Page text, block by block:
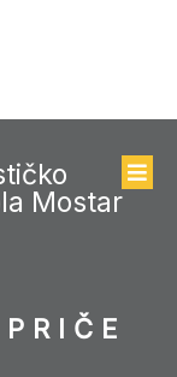
Mostar